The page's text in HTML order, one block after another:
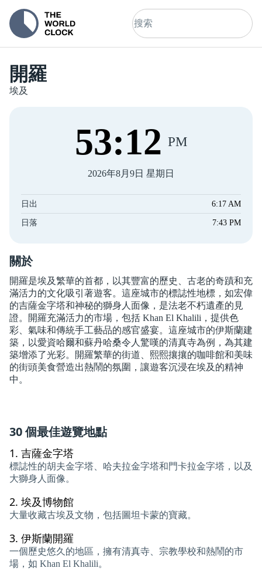
開羅
埃及
53:12 PM
2026年8月9日 星期日
日出 6:17 AM
日落 7:43 PM
關於
開羅是埃及繁華的首都，以其豐富的歷史、古老的奇蹟和充
滿活力的文化吸引著遊客。這座城市的標誌性地標，如宏偉
的吉薩金字塔和神秘的獅身人面像，是法老不朽遺產的見
證。開羅充滿活力的市場，包括 Khan El Khalili，提供色
彩、氣味和傳統手工藝品的感官盛宴。這座城市的伊斯蘭建
築，以愛資哈爾和蘇丹哈桑令人驚嘆的清真寺為例，為其建
築增添了光彩。開羅繁華的街道、熙熙攘攘的咖啡館和美味
的街頭美食營造出熱鬧的氛圍，讓遊客沉浸在埃及的精神
中。
30 個最佳遊覽地點
1. 吉薩金字塔
標誌性的胡夫金字塔、哈夫拉金字塔和門卡拉金字塔，以及
大獅身人面像。
2. 埃及博物館
大量收藏古埃及文物，包括圖坦卡蒙的寶藏。
3. 伊斯蘭開羅
一個歷史悠久的地區，擁有清真寺、宗教學校和熱鬧的市
場，如 Khan El Khalili。